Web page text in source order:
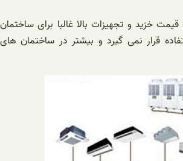
خزید و تجهیزات بالا غالبا برای ساختمان
قرار نمی گیرد و بیشتر در ساختمان های